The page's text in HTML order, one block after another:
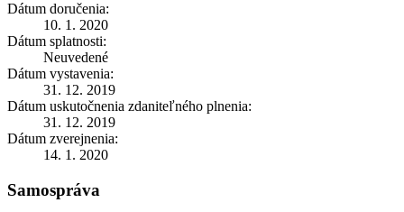
Dátum doručenia:
10. 1. 2020
Dátum splatnosti:
Neuvedené
Dátum vystavenia:
31. 12. 2019
Dátum uskutočnenia zdaniteľného plnenia:
31. 12. 2019
Dátum zverejnenia:
14. 1. 2020
Samospráva